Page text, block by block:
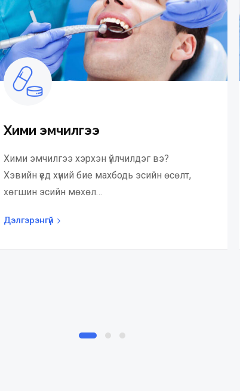
Хими эмчилгээ
Хими эмчилгээ хэрхэн үйлчилдэг вэ?
Хэвийн үед хүний бие махбодь эсийн өсөлт,
хөгшин эсийн мөхөл…
Дэлгэрэнгүй